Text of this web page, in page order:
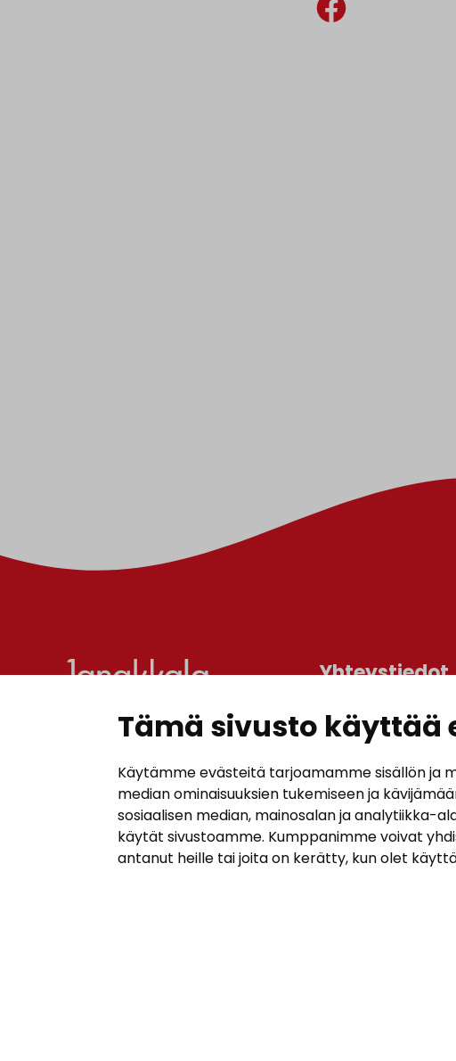
Tämä sivusto käyttää
Käytämme evästeitä tarjoamamme sisällön ja
median ominaisuuksien tukemiseen ja
sosiaalisen median, mainosalan ja analytiikka-
käytät sivustoamme. Kumppanimme voivat
antanut heille tai joita on kerätty, kun olet
Yhteystiedot
Janakkalan
Juttilantie 1,
Puh. 050 5090